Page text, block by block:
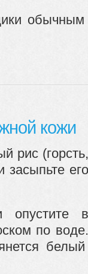
обычным
кожи
рис (горсть,
засыпьте его
опустите в
по воде.